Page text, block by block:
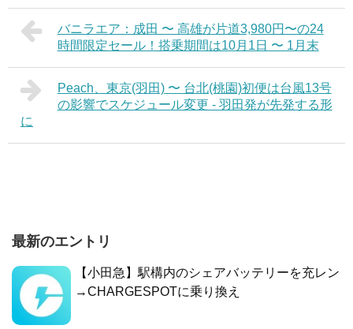
バニラエア：成田 〜 高雄が片道3,980円〜の24
時間限定セール！搭乗期間は10月1日 〜 1月末
Peach、東京(羽田) 〜 台北(桃園)初便は台風13号
の影響でスケジュール変更 - 羽田発が先発する形
に
最新のエントリ
【小田急】駅構内のシェアバッテリーを充レン
→CHARGESPOTに乗り換え